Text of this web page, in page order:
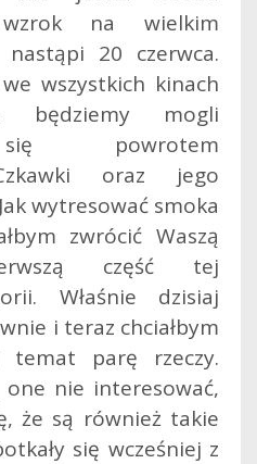
na wielkim
20 czerwca.
wszystkich kinach
będziemy mogli
powrotem
oraz jego
wytresować smoka
zwrócić Waszą
część tej
Właśnie dzisiaj
i teraz chciałbym
temat parę rzeczy.
nie interesować,
że są również takie
się wcześniej z